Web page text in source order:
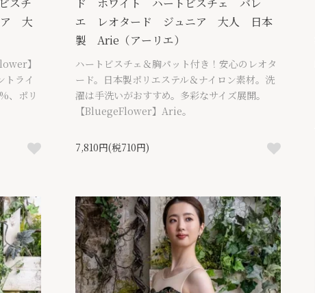
大
】
トライ
、ポリ
エ レオタード ジュニア 大人 日本
製 Arie（アーリエ）
ハートビスチェ＆胸パット付き！安心のレオタ
ード。日本製ポリエステル＆ナイロン素材。洗
濯は手洗いがおすすめ。多彩なサイズ展開。
【BluegeFlower】Arie。
7,810円(税710円)